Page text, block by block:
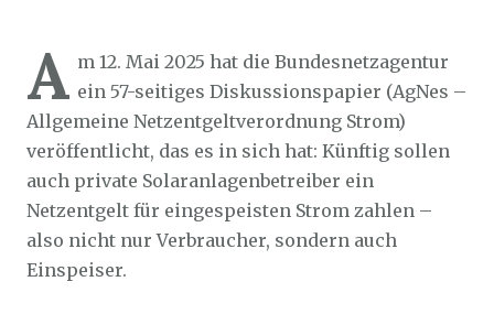
A m 12. Mai 2025 hat die Bundesnetzagentur
ein 57-seitiges Diskussionspapier (AgNes –
Allgemeine Netzentgeltverordnung Strom)
veröffentlicht, das es in sich hat: Künftig sollen
auch private Solaranlagenbetreiber ein
Netzentgelt für eingespeisten Strom zahlen –
also nicht nur Verbraucher, sondern auch
Einspeiser.